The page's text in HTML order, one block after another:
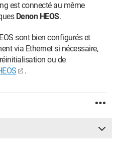
est connecté au même
Denon HEOS.
sont bien configurés et
via Ethernet si nécessaire,
ou de
.